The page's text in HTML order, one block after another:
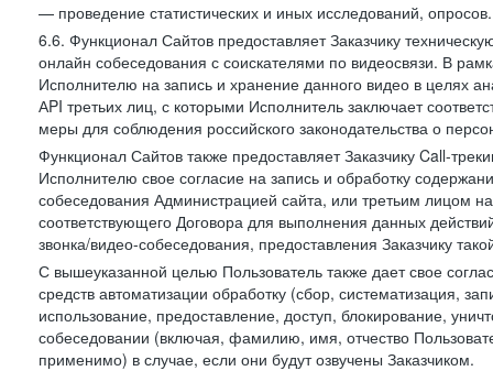
— проведение статистических и иных исследований, опросов.
6.6. Функционал Сайтов предоставляет Заказчику
онлайн собеседования с соискателями по видеосвязи. В
Исполнителю на запись и хранение данного видео в целях
АPI третьих лиц, с которыми Исполнитель заключает
меры для соблюдения российского законодательства о
Функционал Сайтов также предоставляет Заказчику Call-
Исполнителю свое согласие на запись и обработку
собеседования Администрацией сайта, или третьим лицом
соответствующего Договора для выполнения данных
звонка/видео-собеседования, предоставления Заказчику
С вышеуказанной целью Пользователь также дает свое
средств автоматизации обработку (сбор, систематизация,
использование, предоставление, доступ, блокирование,
собеседовании (включая, фамилию, имя, отчество
применимо) в случае, если они будут озвучены Заказчиком.